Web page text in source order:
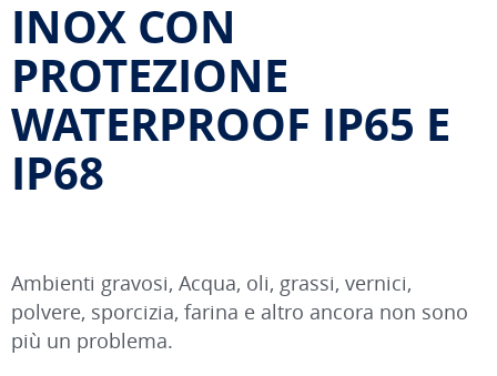
INOX CON
PROTEZIONE
WATERPROOF IP65 E
IP68
Ambienti gravosi, Acqua, oli, grassi, vernici,
polvere, sporcizia, farina e altro ancora non sono
più un problema.